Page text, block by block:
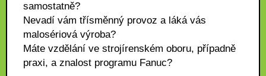
samostatně?
Nevadí vám třísměnný provoz a láká vás
malosériová výroba?
Máte vzdělání ve strojírenském oboru, případně
praxi, a znalost programu Fanuc?